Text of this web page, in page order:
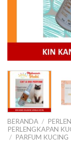
BERANDA /
PERLENGKAPAN
/ PARFUM KUCING